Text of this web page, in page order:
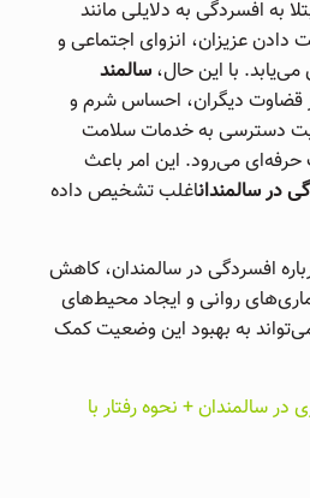
به افسردگی به دلایلی مانند
عزیزان، انزوای اجتماعی و
با این حال، سالمند
قضاوت دیگران، احساس شرم و
دسترسی به خدمات سلامت
حرفه‌ای می‌رود. این امر باعث
در سالمنداناغلب تشخیص داده
افسردگی در سالمندان، کاهش
روانی و ایجاد محیط‌های
به بهبود این وضعیت کمک
در سالمندان + نحوه رفتار با